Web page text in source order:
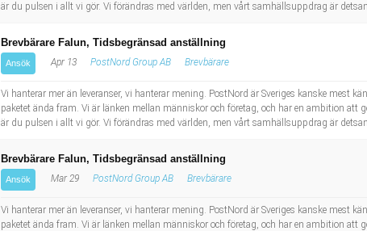
är du pulsen i allt vi gör. Vi förändras med världen, men vårt samhällsuppdrag är
Brevbärare Falun, Tidsbegränsad anställning
Ansök Apr 13 PostNord Group AB Brevbärare
Vi hanterar mer än leveranser, vi hanterar mening. PostNord är Sveriges kanske mest
paketet ända fram. Vi är länken mellan människor och företag, och har en ambition att
är du pulsen i allt vi gör. Vi förändras med världen, men vårt samhällsuppdrag är
Brevbärare Falun, Tidsbegränsad anställning
Ansök Mar 29 PostNord Group AB Brevbärare
Vi hanterar mer än leveranser, vi hanterar mening. PostNord är Sveriges kanske mest
paketet ända fram. Vi är länken mellan människor och företag, och har en ambition att